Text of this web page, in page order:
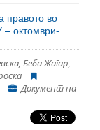
да ги
повредите на
во 2023
Овој документ
правото во
– октомври-
Беба Жагар,
Документ на